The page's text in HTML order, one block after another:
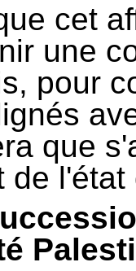
cet
une
pour
que
de